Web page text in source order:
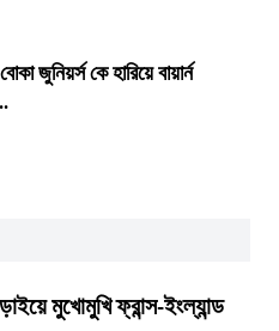
জুনিয়র্স কে হারিয়ে বায়ার্ন
মুখোমুখি ফ্রান্স-ইংল্যান্ড